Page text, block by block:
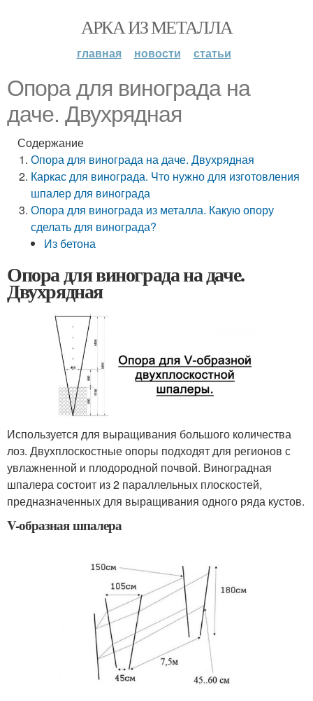
АРКА ИЗ МЕТАЛЛА
главная новости статьи
Опора для винограда на
даче. Двухрядная
Содержание
Опора для винограда на даче. Двухрядная
Каркас для винограда. Что нужно для изготовления
шпалер для винограда
Опора для винограда из металла. Какую опору
сделать для винограда?
Из бетона
Опора для винограда на даче.
Двухрядная
Используется для выращивания большого количества
лоз. Двухплоскостные опоры подходят для регионов с
увлажненной и плодородной почвой. Виноградная
шпалера состоит из 2 параллельных плоскостей,
предназначенных для выращивания одного ряда кустов.
V-образная шпалера